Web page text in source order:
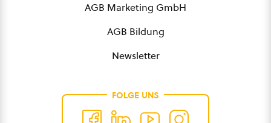
AGB Marketing GmbH
AGB Bildung
Newsletter
FOLGE UNS